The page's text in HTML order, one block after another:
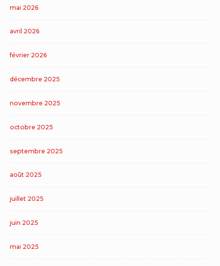
mai 2026
avril 2026
février 2026
décembre 2025
novembre 2025
octobre 2025
septembre 2025
août 2025
juillet 2025
juin 2025
mai 2025